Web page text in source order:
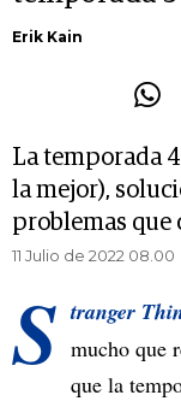
Erik Kain
La temporada
la mejor),
problemas que
11 Julio de 2022 08.00
S tranger
mucho que
que la